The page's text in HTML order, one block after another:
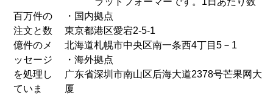
・国内拠点
東京都港区愛宕2-5-1
北海道札幌市中央区南一条西4丁目5－1
・海外拠点
广东省深圳市南山区后海大道2378号芒果网大
厦
百万件の
注文と数
億件のメ
ッセージ
を処理し
ていま